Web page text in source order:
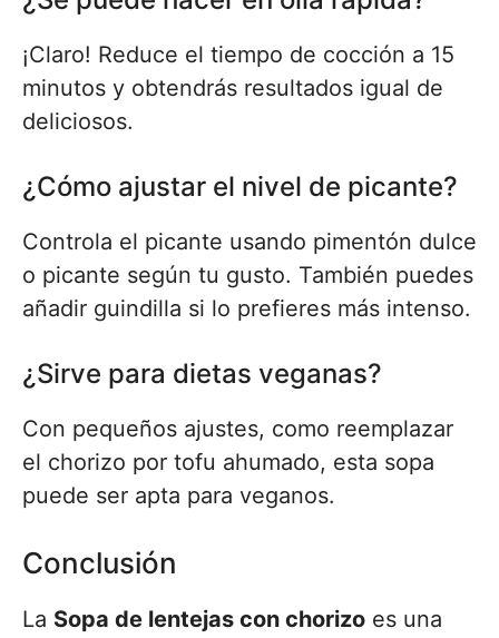
¡Claro! Reduce el tiempo de cocción a 15
minutos y obtendrás resultados igual de
deliciosos.
¿Cómo ajustar el nivel de picante?
Controla el picante usando pimentón dulce
o picante según tu gusto. También puedes
añadir guindilla si lo prefieres más intenso.
¿Sirve para dietas veganas?
Con pequeños ajustes, como reemplazar
el chorizo por tofu ahumado, esta sopa
puede ser apta para veganos.
Conclusión
La Sopa de lentejas con chorizo es una